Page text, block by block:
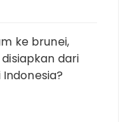
ke brunei,
dari